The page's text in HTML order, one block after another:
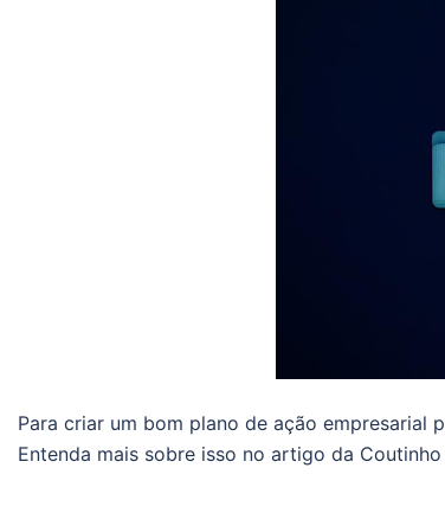
Para criar um bom plano de ação empresarial
Entenda mais sobre isso no artigo da